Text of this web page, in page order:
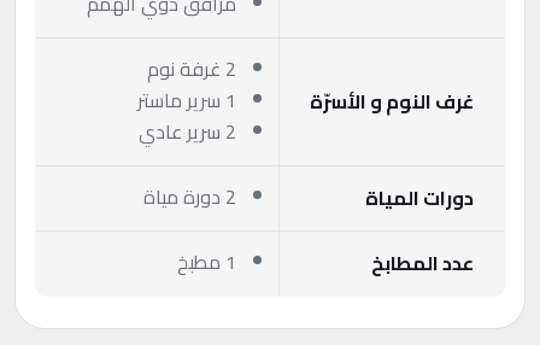
غرف النوم و الأسرّة
2 غرفة نوم
1 سرير ماستر
2 سرير عادي
دورات المياة
2 دورة مياة
عدد المطابخ
1 مطبخ